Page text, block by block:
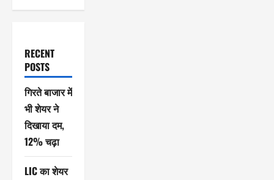
RECENT
POSTS
गिरते बाजार में
भी शेयर ने
दिखाया दम,
12% चढ़ा
LIC का शेयर